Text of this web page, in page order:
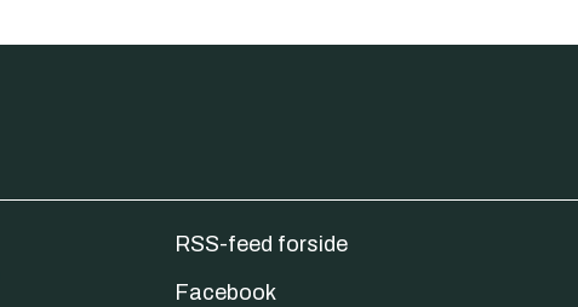
RSS-feed forside
Facebook